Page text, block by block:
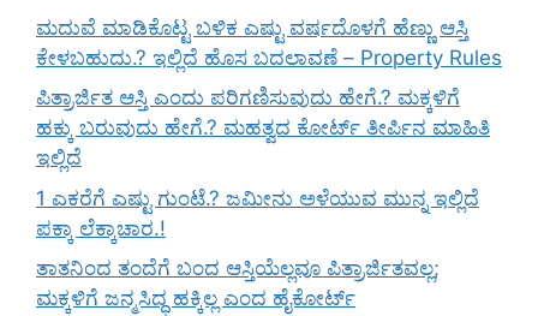
ಮದುವೆ ಮಾಡಿಕೊಟ್ಟ ಬಳಿಕ ಎಷ್ಟು ವರ್ಷದೊಳಗೆ ಹೆಣ್ಣು ಆಸ್ತಿ
ಕೇಳಬಹುದು.? ಇಲ್ಲಿದೆ ಹೊಸ ಬದಲಾವಣೆ – Property Rules
ಪಿತ್ರಾರ್ಜಿತ ಆಸ್ತಿ ಎಂದು ಪರಿಗಣಿಸುವುದು ಹೇಗೆ.? ಮಕ್ಕಳಿಗೆ
ಹಕ್ಕು ಬರುವುದು ಹೇಗೆ.? ಮಹತ್ವದ ಕೋರ್ಟ್ ತೀರ್ಪಿನ ಮಾಹಿತಿ
ಇಲ್ಲಿದೆ
1 ಎಕರೆಗೆ ಎಷ್ಟು ಗುಂಟೆ.? ಜಮೀನು ಅಳೆಯುವ ಮುನ್ನ ಇಲ್ಲಿದೆ
ಪಕ್ಕಾ ಲೆಕ್ಕಾಚಾರ.!
ತಾತನಿಂದ ತಂದೆಗೆ ಬಂದ ಆಸ್ತಿಯೆಲ್ಲವೂ ಪಿತ್ರಾರ್ಜಿತವಲ್ಲ;
ಮಕ್ಕಳಿಗೆ ಜನ್ಮಸಿದ್ಧ ಹಕ್ಕಿಲ್ಲ ಎಂದ ಹೈಕೋರ್ಟ್